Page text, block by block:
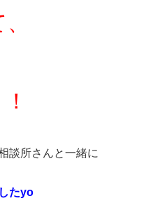
談所さんと一緒に
たyo